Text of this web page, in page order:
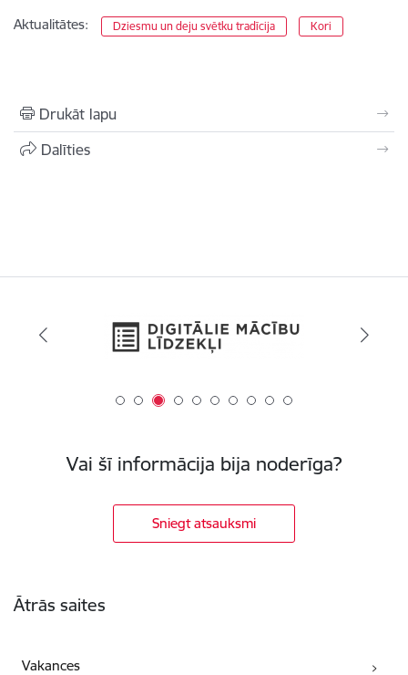
Aktualitātes: Dziesmu un deju svētku tradīcija Kori
Drukāt lapu
Dalīties
Vai šī informācija bija noderīga?
Sniegt atsauksmi
Ātrās saites
Vakances